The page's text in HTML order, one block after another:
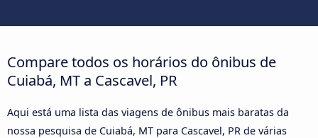
Compare todos os horários do ônibus de
Cuiabá, MT a Cascavel, PR
Aqui está uma lista das viagens de ônibus mais baratas da
nossa pesquisa de Cuiabá, MT para Cascavel, PR de várias